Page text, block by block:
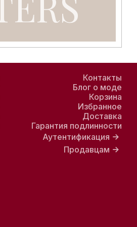
Контакты
Блог о моде
Корзина
Избранное
Доставка
Гарантия подлинности
Аутентификация
Продавцам